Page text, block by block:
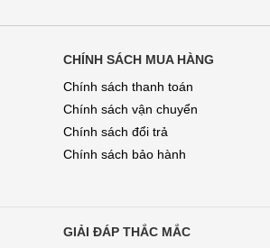
CHÍNH SÁCH MUA HÀNG
Chính sách thanh toán
Chính sách vận chuyển
Chính sách đổi trả
Chính sách bảo hành
GIẢI ĐÁP THẮC MẮC